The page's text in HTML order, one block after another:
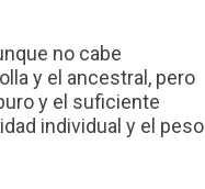
no cabe
y el ancestral, pero
y el suficiente
individual y el peso